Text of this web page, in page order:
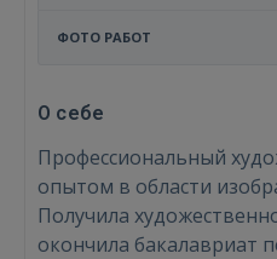
ФОТО РАБОТ
О себе
Профессиональный
опытом в области
Получила
окончила бакалавриат